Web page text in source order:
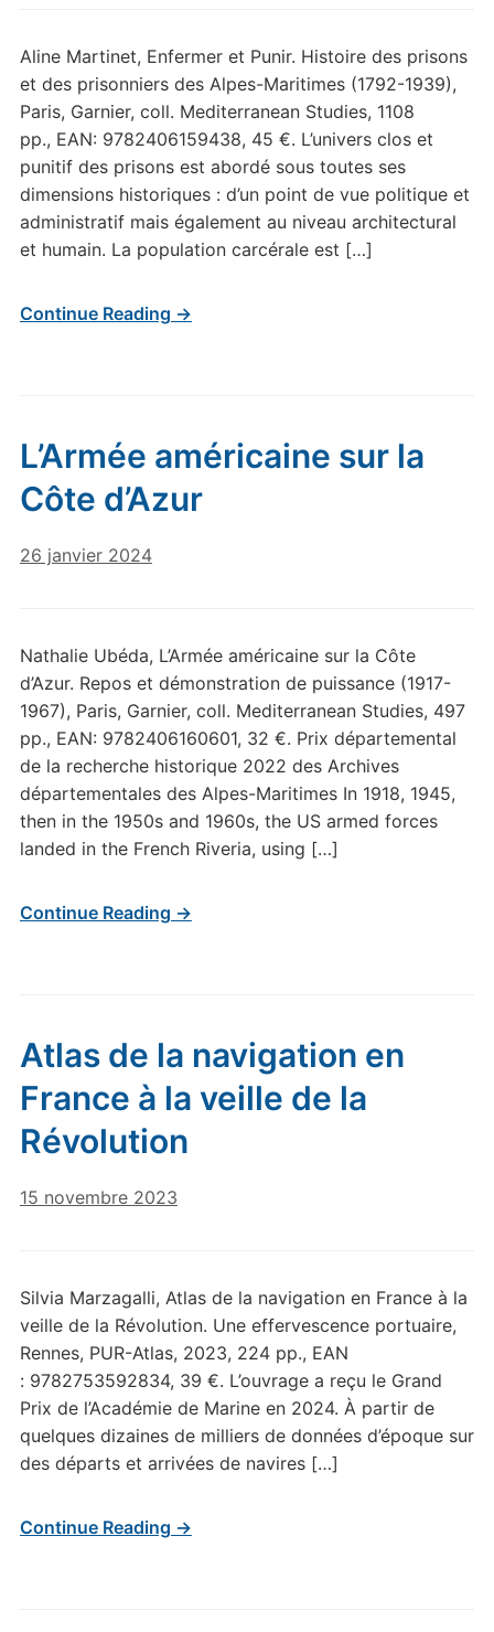
Aline Martinet, Enfermer et Punir. Histoire des prisons
et des prisonniers des Alpes-Maritimes (1792-1939),
Paris, Garnier, coll. Mediterranean Studies, 1108
pp., EAN: 9782406159438, 45 €. L’univers clos et
punitif des prisons est abordé sous toutes ses
dimensions historiques : d’un point de vue politique et
administratif mais également au niveau architectural
et humain. La population carcérale est […]
Continue Reading →
L’Armée américaine sur la
Côte d’Azur
26 janvier 2024
Nathalie Ubéda, L’Armée américaine sur la Côte
d’Azur. Repos et démonstration de puissance (1917-
1967), Paris, Garnier, coll. Mediterranean Studies, 497
pp., EAN: 9782406160601, 32 €. Prix départemental
de la recherche historique 2022 des Archives
départementales des Alpes-Maritimes In 1918, 1945,
then in the 1950s and 1960s, the US armed forces
landed in the French Riveria, using […]
Continue Reading →
Atlas de la navigation en
France à la veille de la
Révolution
15 novembre 2023
Silvia Marzagalli, Atlas de la navigation en France à la
veille de la Révolution. Une effervescence portuaire,
Rennes, PUR-Atlas, 2023, 224 pp., EAN
: 9782753592834, 39 €. L’ouvrage a reçu le Grand
Prix de l’Académie de Marine en 2024. À partir de
quelques dizaines de milliers de données d’époque sur
des départs et arrivées de navires […]
Continue Reading →